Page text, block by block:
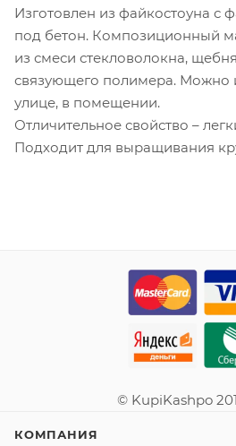
Изготовлен из файкостоуна с
под бетон. Композиционный
из смеси стекловолокна,
связующего полимера. Можно
улице, в помещении.
Отличительное свойство –
Подходит для выращивания
© KupiKashpo
КОМПАНИЯ